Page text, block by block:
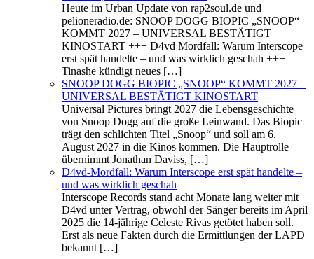
Heute im Urban Update von rap2soul.de und
pelioneradio.de: SNOOP DOGG BIOPIC „SNOOP“
KOMMT 2027 – UNIVERSAL BESTÄTIGT
KINOSTART +++ D4vd Mordfall: Warum Interscope
erst spät handelte – und was wirklich geschah +++
Tinashe kündigt neues […]
SNOOP DOGG BIOPIC „SNOOP“ KOMMT 2027 –
UNIVERSAL BESTÄTIGT KINOSTART
Universal Pictures bringt 2027 die Lebensgeschichte
von Snoop Dogg auf die große Leinwand. Das Biopic
trägt den schlichten Titel „Snoop“ und soll am 6.
August 2027 in die Kinos kommen. Die Hauptrolle
übernimmt Jonathan Daviss, […]
D4vd-Mordfall: Warum Interscope erst spät handelte –
und was wirklich geschah
Interscope Records stand acht Monate lang weiter mit
D4vd unter Vertrag, obwohl der Sänger bereits im April
2025 die 14‑jährige Celeste Rivas getötet haben soll.
Erst als neue Fakten durch die Ermittlungen der LAPD
bekannt […]